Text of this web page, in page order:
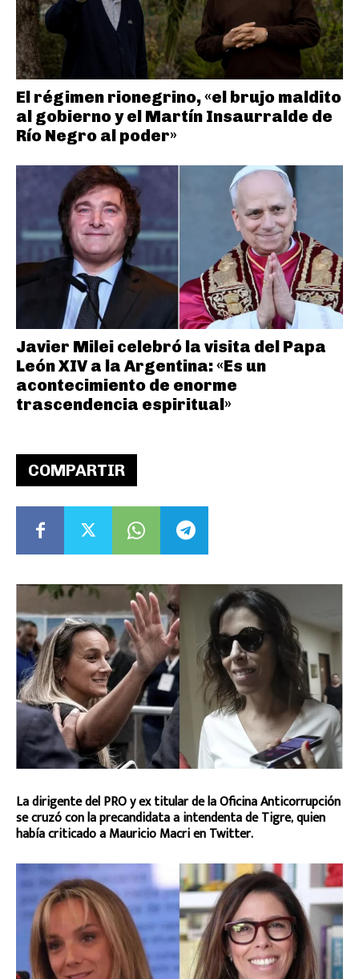
COMPARTIR
La dirigente del PRO y ex titular de la Oficina Anticorrupción
se cruzó con la precandidata a intendenta de Tigre, quien
había criticado a Mauricio Macri en Twitter.
El régimen rionegrino, «el brujo maldito
al gobierno y el Martín Insaurralde de
Río Negro al poder»
Javier Milei celebró la visita del Papa
León XIV a la Argentina: «Es un
acontecimiento de enorme
trascendencia espiritual»